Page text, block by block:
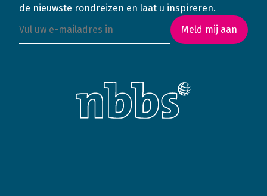
de nieuwste rondreizen en laat u inspireren.
Meld mij aan